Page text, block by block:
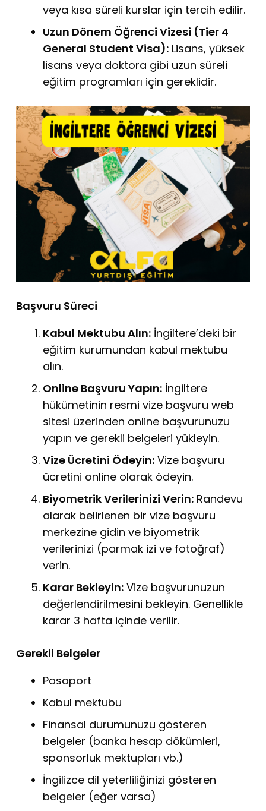
veya kısa süreli kurslar için tercih edilir.
Uzun Dönem Öğrenci Vizesi (Tier 4
General Student Visa): Lisans, yüksek
lisans veya doktora gibi uzun süreli
eğitim programları için gereklidir.
Başvuru Süreci
Kabul Mektubu Alın: İngiltere’deki bir
eğitim kurumundan kabul mektubu
alın.
Online Başvuru Yapın: İngiltere
hükümetinin resmi vize başvuru web
sitesi üzerinden online başvurunuzu
yapın ve gerekli belgeleri yükleyin.
Vize Ücretini Ödeyin: Vize başvuru
ücretini online olarak ödeyin.
Biyometrik Verilerinizi Verin: Randevu
alarak belirlenen bir vize başvuru
merkezine gidin ve biyometrik
verilerinizi (parmak izi ve fotoğraf)
verin.
Karar Bekleyin: Vize başvurunuzun
değerlendirilmesini bekleyin. Genellikle
karar 3 hafta içinde verilir.
Gerekli Belgeler
Pasaport
Kabul mektubu
Finansal durumunuzu gösteren
belgeler (banka hesap dökümleri,
sponsorluk mektupları vb.)
İngilizce dil yeterliliğinizi gösteren
belgeler (eğer varsa)